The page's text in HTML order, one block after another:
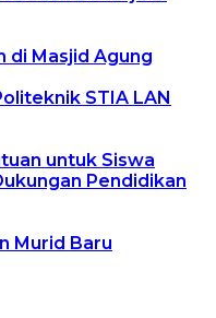
di Masjid Agung
STIA LAN
untuk Siswa
Pendidikan
Murid Baru